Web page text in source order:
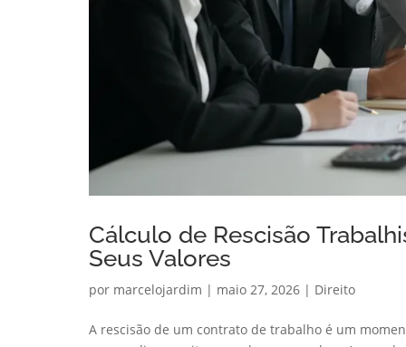
Cálculo de Rescisão
Seus Valores
por marcelojardim | maio 27, 2026 | Direito
A rescisão de um contrato de trabalho é um